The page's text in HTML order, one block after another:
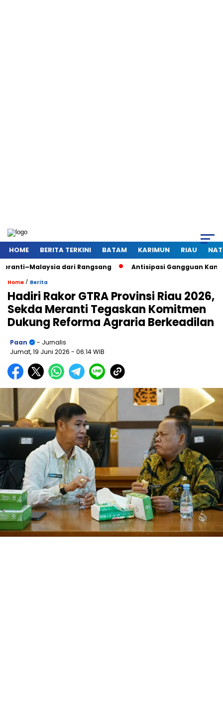
HOME BERITA TERKINI BATAM KARIMUN RIAU
dari Rangsang Antisipasi Gangguan Kamtibmas Saat
Home / Berita
Hadiri Rakor GTRA Provinsi Riau 2026,
Sekda Meranti Tegaskan Komitmen
Dukung Reforma Agraria Berkeadilan
Paan
- Jurnalis
Jumat, 19 Juni 2026 - 06:14 WIB